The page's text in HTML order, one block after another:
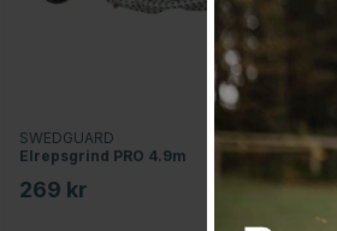
SWEDGUARD
Elrepsgrind PRO 4.9m
269 kr